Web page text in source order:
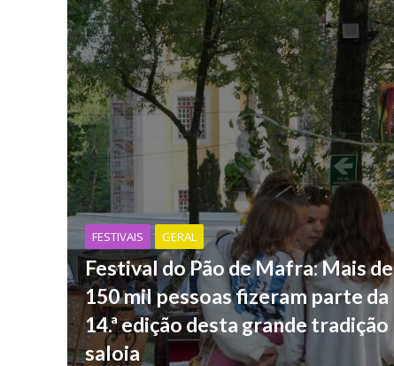
FESTIVAIS GERAL
Festival do Pão de Mafra: Mais de
150 mil pessoas fizeram parte da
14.ª edição desta grande tradição
saloia